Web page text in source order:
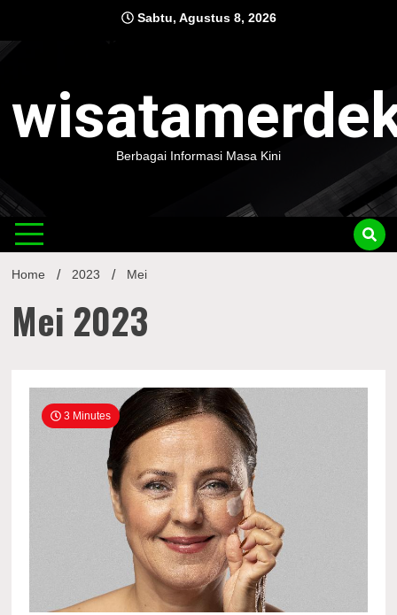
content
Sabtu, Agustus 8, 2026
Berbagai Informasi Masa Kini
Home 2023 Mei
Mei 2023
3 Minutes